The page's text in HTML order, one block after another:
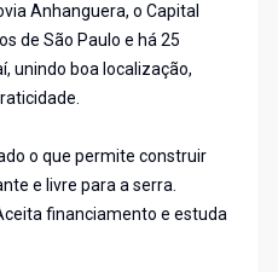
Anhanguera, o Capital
de São Paulo e há 25
unindo boa localização,
o que permite construir
e livre para a serra.
financiamento e estuda